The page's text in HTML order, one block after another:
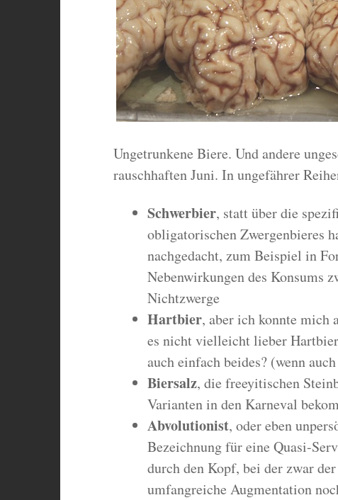
Ungetrunkene Biere. Und andere
rauschhaften Juni. In ungefährer
Schwerbier, statt über die
obligatorischen Zwergenbieres
nachgedacht, zum Beispiel in
Nebenwirkungen des Konsums
Nichtzwerge
Hartbier, aber ich konnte mich
es nicht vielleicht lieber
auch einfach beides? (wenn
Biersalz, die freeyitischen
Varianten in den Karneval
Abvolutionist, oder eben
Bezeichnung für eine Quasi-
durch den Kopf, bei der zwar
umfangreiche Augmentation